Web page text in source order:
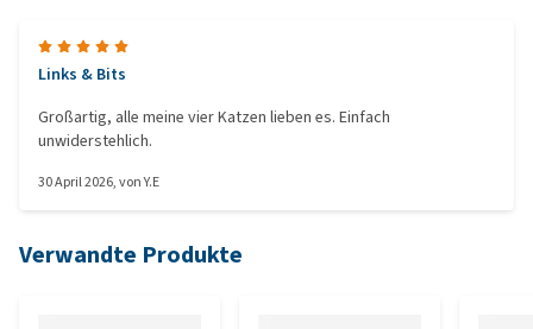
Links & Bits
Großartig, alle meine vier Katzen lieben es. Einfach
unwiderstehlich.
30 April 2026, vonY.E
Verwandte Produkte